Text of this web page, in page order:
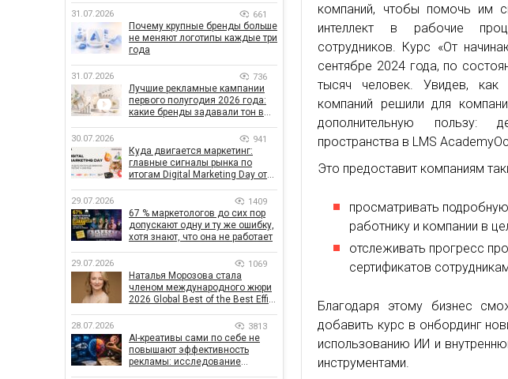
компаний, чтобы помочь им
интеллект в рабочие
сотрудников. Курс «От
сентябре 2024 года, по
тысяч человек. Увидев, как
компаний решили для
дополнительную пользу:
пространства в LMS
Это предоставит компаниям
просматривать
работнику и компании в
отслеживать прогресс
сертификатов
Благодаря этому бизнес
добавить курс в онбординг
использованию ИИ и
инструментами.
31.07.2026 661
Почему крупные бренды больше
не меняют логотипы каждые три
года
31.07.2026 736
Лучшие рекламные кампании
первого полугодия 2026 года:
какие бренды задавали тон в
30.07.2026 941
Куда двигается маркетинг:
главные сигналы рынка по
итогам Digital Marketing Day от
29.07.2026 1409
67 % маркетологов до сих пор
допускают одну и ту же ошибку,
хотя знают, что она не работает
29.07.2026 1069
Наталья Морозова стала
членом международного жюри
2026 Global Best of the Best Effie
28.07.2026 3813
AI-креативы сами по себе не
повышают эффективность
рекламы: исследование